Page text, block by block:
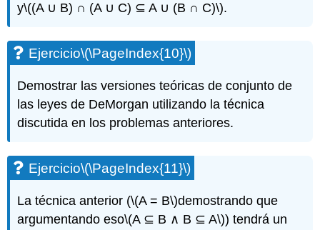
y\((A ∪ B) ∩ (A ∪ C) ⊆ A ∪ (B ∩ C)\).
Ejercicio\(\PageIndex{10}\)
Demostrar las versiones teóricas de conjunto de
las leyes de DeMorgan utilizando la técnica
discutida en los problemas anteriores.
Ejercicio\(\PageIndex{11}\)
La técnica anterior (\(A = B\)demostrando que
argumentando eso\(A ⊆ B ∧ B ⊆ A\)) tendrá un